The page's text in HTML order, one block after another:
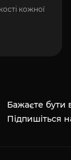
кожної
Бажаєте бути
Підпишіться